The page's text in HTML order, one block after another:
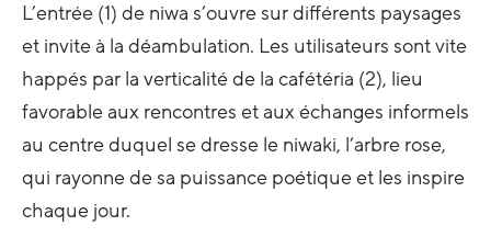
L’entrée (1) de niwa s’ouvre sur différents paysages
et invite à la déambulation. Les utilisateurs sont vite
happés par la verticalité de la cafétéria (2), lieu
favorable aux rencontres et aux échanges informels
au centre duquel se dresse le niwaki, l’arbre rose,
qui rayonne de sa puissance poétique et les inspire
chaque jour.